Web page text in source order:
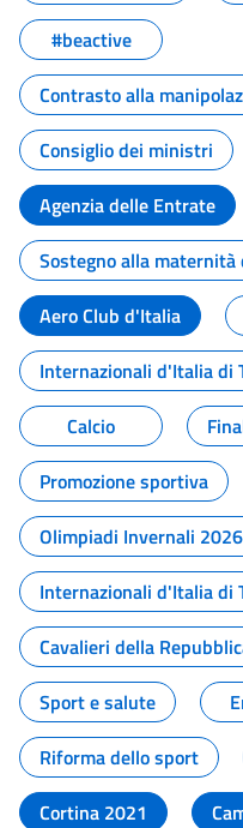
#beactive
Contrasto alla
Consiglio dei ministri
Agenzia delle Entrate
Sostegno alla
Aero Club d'Italia
Internazionali d'Italia di
Calcio
Promozione sportiva
Olimpiadi Invernali
Internazionali d'Italia di
Cavalieri della
Sport e salute
Riforma dello sport
Cortina 2021